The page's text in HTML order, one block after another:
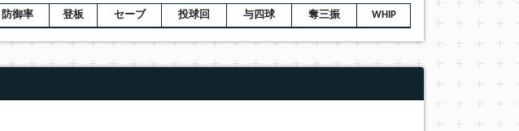
防御率 登板 セーブ 投球回 与四球 奪三振 WHIP